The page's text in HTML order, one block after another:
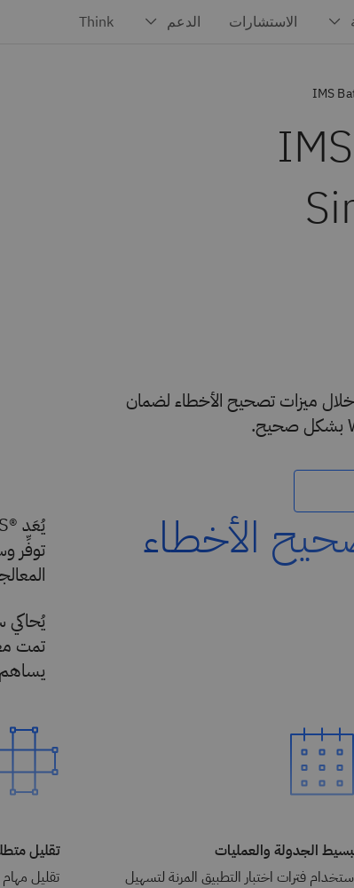
IMS
ميزات تصحيح الأخطاء لضمان
الأخطاء
المعالجة
يُحاكي
تمت
يساهم
الجدولة والعمليات
فترات اختبار التطبيق المرنة لتسهيل
تقليل